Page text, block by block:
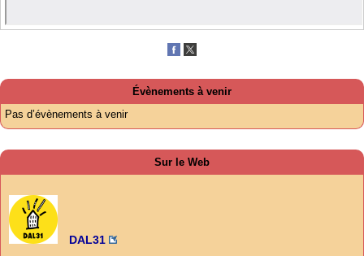
Évènements à venir
Pas d’évènements à venir
Sur le Web
DAL31